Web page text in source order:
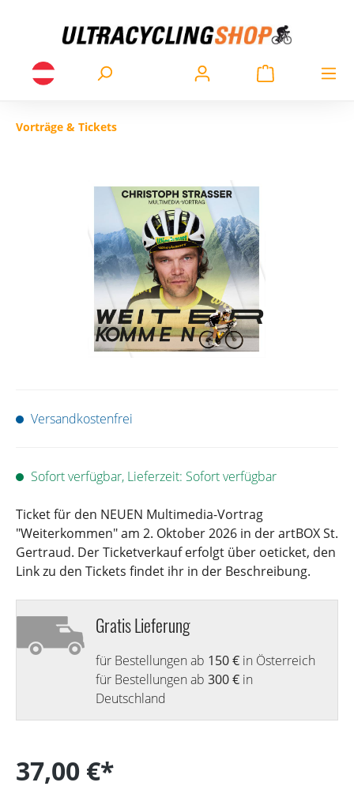
Vorträge & Tickets
Versandkostenfrei
Sofort verfügbar, Lieferzeit: Sofort verfügbar
Ticket für den NEUEN Multimedia-Vortrag
"Weiterkommen" am 2. Oktober 2026 in der artBOX St.
Gertraud. Der Ticketverkauf erfolgt über oeticket, den
Link zu den Tickets findet ihr in der Beschreibung.
Gratis Lieferung
für Bestellungen ab 150 € in Österreich
für Bestellungen ab 300 € in
Deutschland
37,00 €*